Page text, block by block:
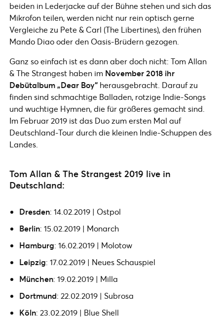
beiden in Lederjacke auf der Bühne stehen und sich das
Mikrofon teilen, werden nicht nur rein optisch gerne
Vergleiche zu Pete & Carl (The Libertines), den frühen
Mando Diao oder den Oasis-Brüdern gezogen.
Ganz so einfach ist es dann aber doch nicht: Tom Allan
& The Strangest haben im November 2018 ihr
Debütalbum „Dear Boy“ herausgebracht. Darauf zu
finden sind schmachtige Balladen, rotzige Indie-Songs
und wuchtige Hymnen, die für größeres gemacht sind.
Im Februar 2019 ist das Duo zum ersten Mal auf
Deutschland-Tour durch die kleinen Indie-Schuppen des
Landes.
Tom Allan & The Strangest 2019 live in
Deutschland:
Dresden: 14.02.2019 | Ostpol
Berlin: 15.02.2019 | Monarch
Hamburg: 16.02.2019 | Molotow
Leipzig: 17.02.2019 | Neues Schauspiel
München: 19.02.2019 | Milla
Dortmund: 22.02.2019 | Subrosa
Köln: 23.02.2019 | Blue Shell